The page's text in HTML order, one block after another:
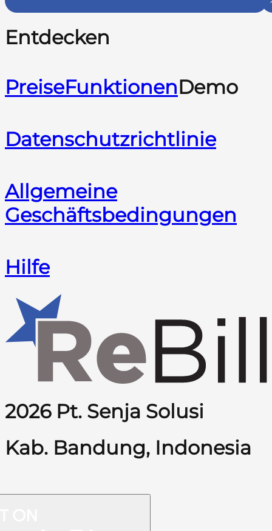
Entdecken
PreiseFunktionenDemo
Datenschutzrichtlinie
Allgemeine
Geschäftsbedingungen
Hilfe
2026 Pt. Senja Solusi
Kab. Bandung, Indonesia